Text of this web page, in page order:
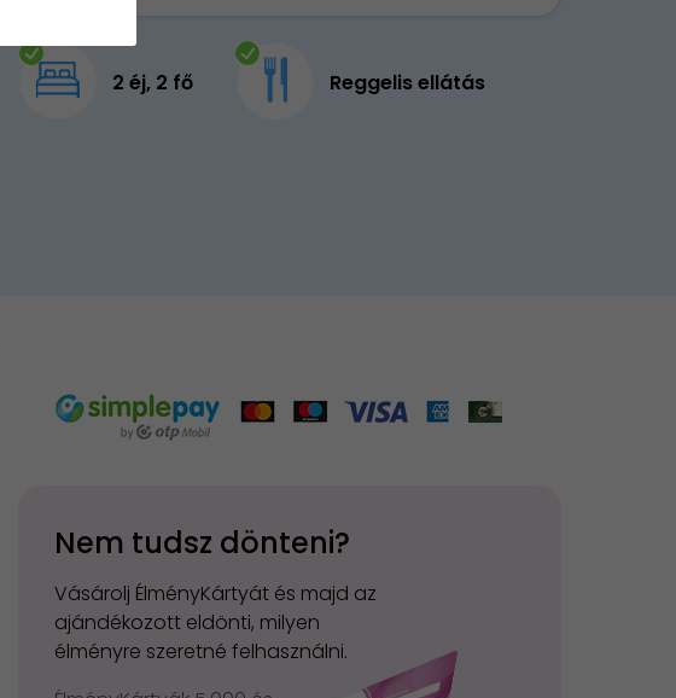
2 éj, 2 fő Reggelis ellátás
Nem tudsz dönteni?
Vásárolj ÉlményKártyát és majd az
ajándékozott eldönti, milyen
élményre szeretné felhasználni.